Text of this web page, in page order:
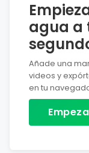
agua a
Añade una
videos y
en tu